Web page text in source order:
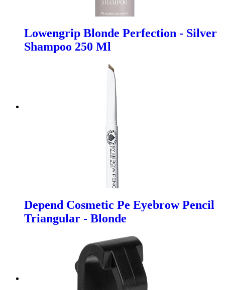
Lowengrip Blonde Perfection - Silver
Shampoo 250 Ml
Depend Cosmetic Pe Eyebrow Pencil
Triangular - Blonde